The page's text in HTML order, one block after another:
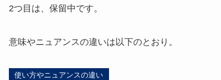
2つ目は、保留中です。
意味やニュアンスの違いは以下のとおり。
使い方やニュアンスの違い